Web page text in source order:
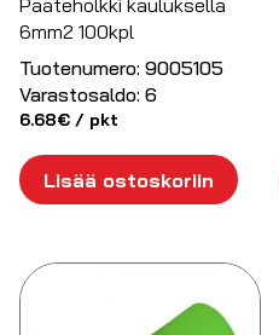
6mm2 100kpl
Tuotenumero: 9005105
Varastosaldo: 6
6.68€ / pkt
Lisää ostoskoriin